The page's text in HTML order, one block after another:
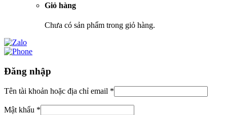
Giỏ hàng
Chưa có sản phẩm trong giỏ hàng.
Đăng nhập
Tên tài khoản hoặc địa chỉ email *
Mật khẩu *